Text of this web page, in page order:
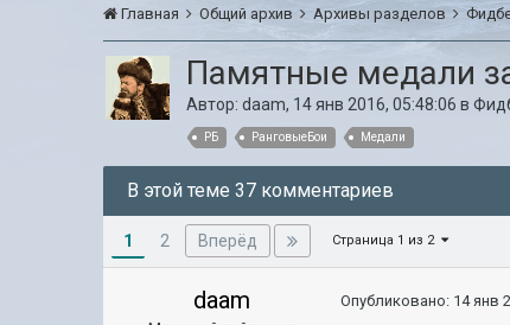
Главная Общий архив Архивы разделов
Памятные медали
Автор:daam, 14 янв 2016, 05:48:06 в
РБ РанговыеБои Медали
В этой теме 37 комментариев
1 2 Вперёд Страница 1 из 2
daam Опубликовано: 14 янв